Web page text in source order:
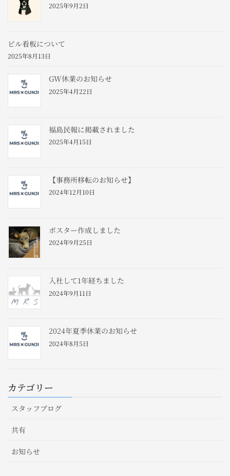
2025年9月2日
ビル看板について
2025年8月13日
GW休業のお知らせ
2025年4月22日
福島民報に掲載されました
2025年4月15日
【事務所移転のお知らせ】
2024年12月10日
ポスター作成しました
2024年9月25日
入社して1年経ちました
2024年9月11日
2024年夏季休業のお知らせ
2024年8月5日
カテゴリー
スタッフブログ
共有
お知らせ